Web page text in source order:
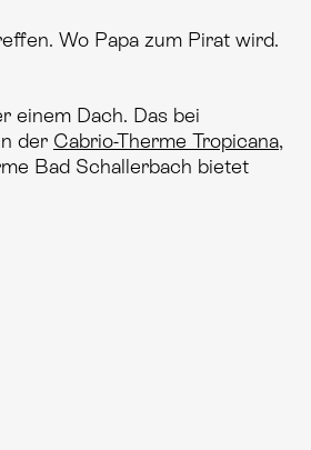
Wo Papa zum Pirat wird.
einem Dach. Das bei
der Cabrio-Therme Tropicana,
Bad Schallerbach bietet